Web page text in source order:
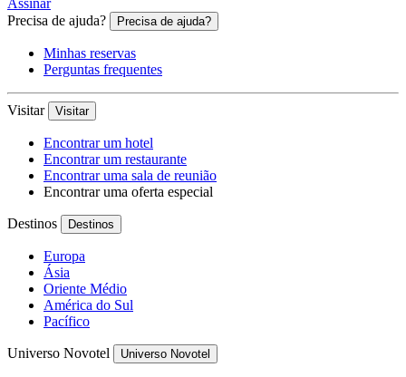
Assinar
Precisa de ajuda?
Precisa de ajuda?
Minhas reservas
Perguntas frequentes
Visitar Visitar
Encontrar um hotel
Encontrar um restaurante
Encontrar uma sala de reunião
Encontrar uma oferta especial
Destinos Destinos
Europa
Ásia
Oriente Médio
América do Sul
Pacífico
Universo Novotel Universo Novotel